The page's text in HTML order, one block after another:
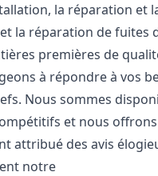
la réparation et
la réparation de fuites
premières de
à répondre à vos
Nous sommes
et nous
attribué des avis
notre